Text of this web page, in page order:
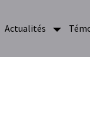
Actualités